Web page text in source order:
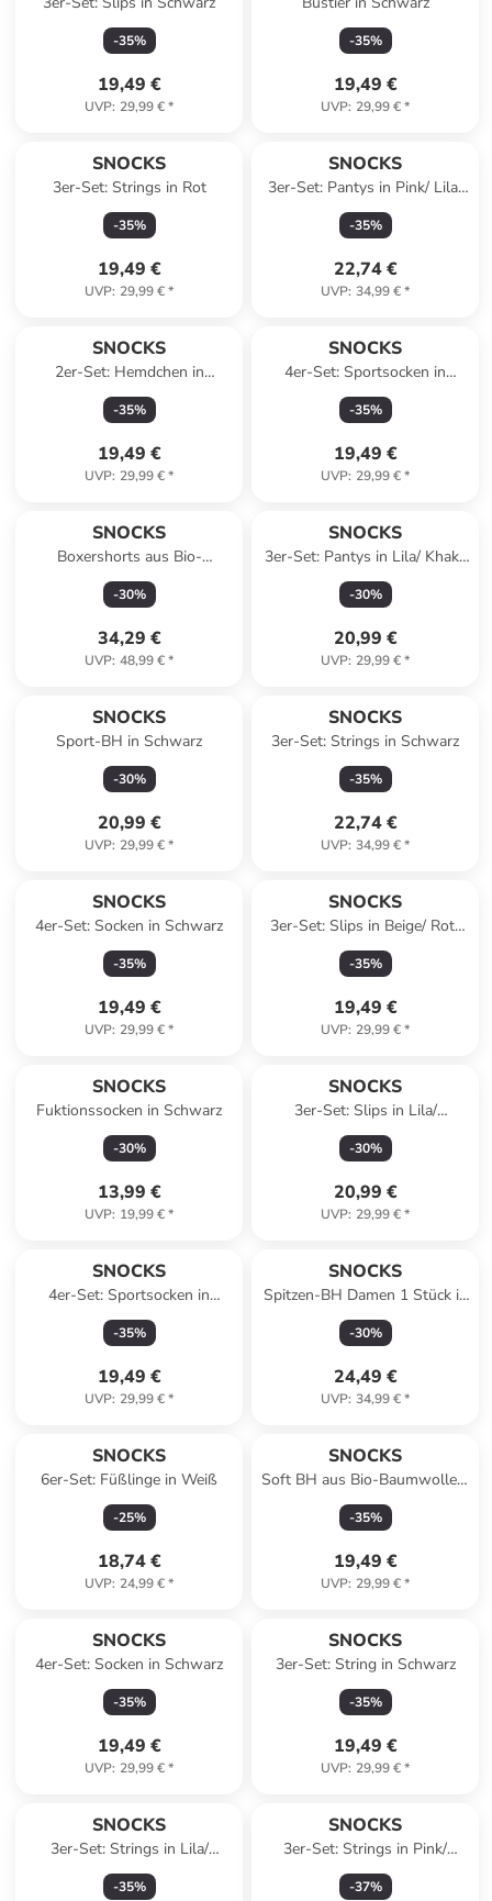
-35%
19,49 €
UVP: 29,99 €*
-35%
19,49 €
UVP: 29,99 €*
SNOCKS
3er-Set: Strings in Rot
-35%
19,49 €
UVP: 29,99 €*
SNOCKS
3er-Set: Pantys in Pink/ Lila/
Schwarz
-35%
22,74 €
UVP: 34,99 €*
SNOCKS
2er-Set: Hemdchen in
Schwarz/ Weiß
-35%
19,49 €
UVP: 29,99 €*
SNOCKS
4er-Set: Sportsocken in
Schwarz/ Weiß
-35%
19,49 €
UVP: 29,99 €*
SNOCKS
Boxershorts aus Bio-
Baumwolle 6 Stück in Mix
(Rot/Olive/Blau)
-30%
34,29 €
UVP: 48,99 €*
SNOCKS
3er-Set: Pantys in Lila/ Khaki/
Schwarz
-30%
20,99 €
UVP: 29,99 €*
SNOCKS
Sport-BH in Schwarz
-30%
20,99 €
UVP: 29,99 €*
SNOCKS
3er-Set: Strings in Schwarz
-35%
22,74 €
UVP: 34,99 €*
SNOCKS
4er-Set: Socken in Schwarz
-35%
19,49 €
UVP: 29,99 €*
SNOCKS
3er-Set: Slips in Beige/ Rot/
Schwarz
-35%
19,49 €
UVP: 29,99 €*
SNOCKS
Fuktionssocken in Schwarz
-30%
13,99 €
UVP: 19,99 €*
SNOCKS
3er-Set: Slips in Lila/
Schwarz/ Pink
-30%
20,99 €
UVP: 29,99 €*
SNOCKS
4er-Set: Sportsocken in
Schwarz/ Weiß
-35%
19,49 €
UVP: 29,99 €*
SNOCKS
Spitzen-BH Damen 1 Stück in
Schwarz
-30%
24,49 €
UVP: 34,99 €*
SNOCKS
6er-Set: Füßlinge in Weiß
-25%
18,74 €
UVP: 24,99 €*
SNOCKS
Soft BH aus Bio-Baumwolle 1
Stück in Mauve
-35%
19,49 €
UVP: 29,99 €*
SNOCKS
4er-Set: Socken in Schwarz
-35%
19,49 €
UVP: 29,99 €*
SNOCKS
3er-Set: String in Schwarz
-35%
19,49 €
UVP: 29,99 €*
SNOCKS
3er-Set: Strings in Lila/
Schwarz/ Pink
-35%
SNOCKS
3er-Set: Strings in Pink/
Beige/ Schwarz
-37%